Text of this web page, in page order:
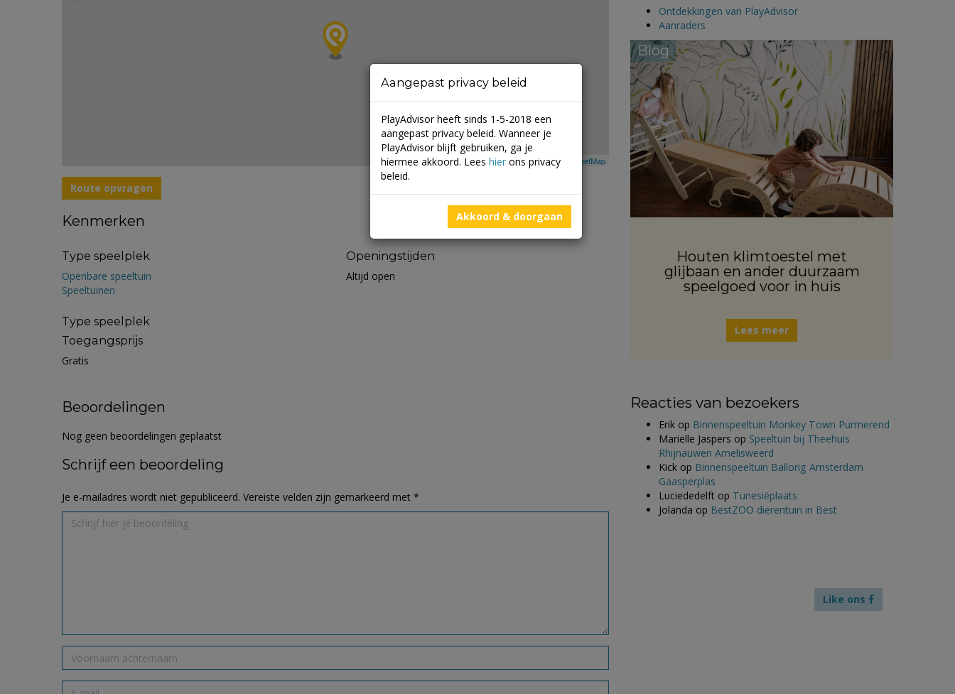
Leaflet| ©Mapbox©OpenStreetMap
Route opvragen
Kenmerken
Type speelplek
Openbare speeltuin
Speeltuinen
Type speelplek
Toegangsprijs
Gratis
Openingstijden
Altijd open
Beoordelingen
Nog geen beoordelingen geplaatst
Schrijf een beoordeling
Je e-mailadres wordt niet gepubliceerd. Vereiste velden zijn gemarkeerd met *
Ontdekkingen van PlayAdvisor
Aanraders
Blog
Houten klimtoestel met
glijbaan en ander duurzaam
speelgoed voor in huis
Lees meer
Reacties van bezoekers
Erik op Binnenspeeltuin Monkey Town Purmerend
Marielle Jaspers op Speeltuin bij Theehuis
Rhijnauwen Amelisweerd
Kick op Binnenspeeltuin Ballorig Amsterdam
Gaasperplas
Luciededelft op Tunesiëplaats
Jolanda op BestZOO dierentuin in Best
Like ons
Aangepast privacy beleid
PlayAdvisor heeft sinds 1-5-2018 een
aangepast privacy beleid. Wanneer je
PlayAdvisor blijft gebruiken, ga je
hiermee akkoord. Lees hier ons privacy
beleid.
Akkoord & doorgaan